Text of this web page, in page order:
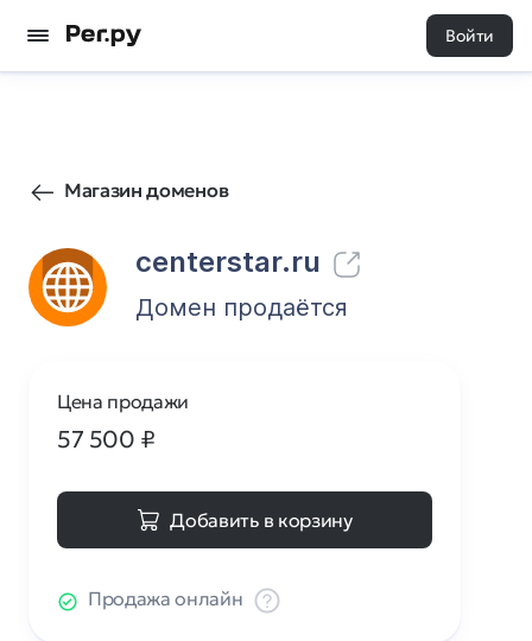
Войти
Магазин доменов
centerstar.ru
48 0
Домен продаётся
Цена продажи
57 500 ₽
Добавить в корзину
Продажа онлайн